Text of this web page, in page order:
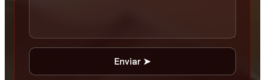
Enviar ➤